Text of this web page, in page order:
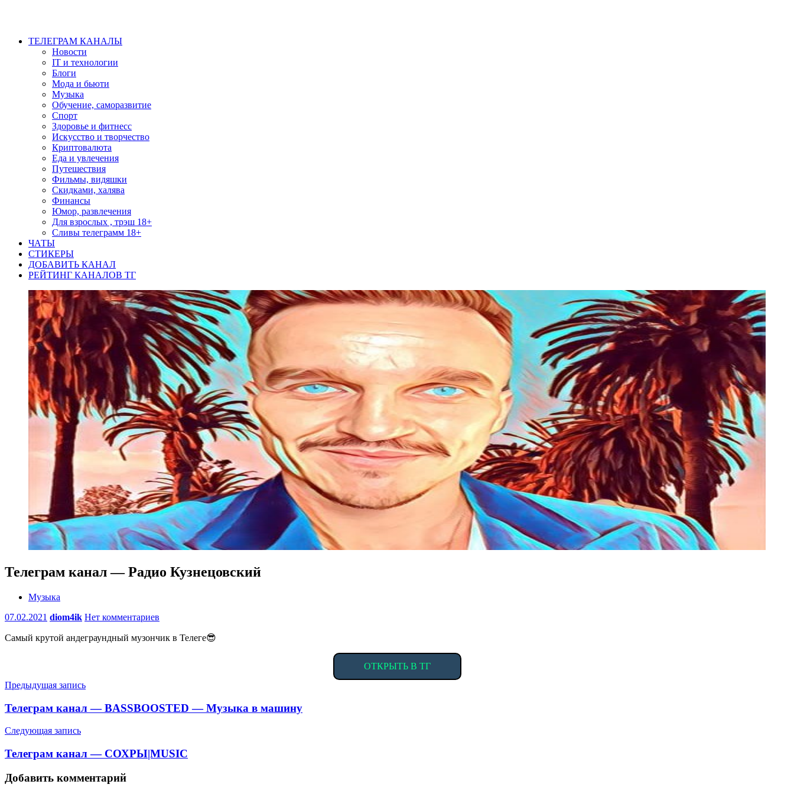
ТЕЛЕГРАМ КАНАЛЫ
Новости
IT и технологии
Блоги
Мода и бьюти
Музыка
Обучение, саморазвитие
Спорт
Здоровье и фитнесс
Искусство и творчество
Криптовалюта
Еда и увлечения
Путешествия
Фильмы, видяшки
Скидками, халява
Финансы
Юмор, развлечения
Для взрослых , трэш 18+
Сливы телеграмм 18+
ЧАТЫ
СТИКЕРЫ
ДОБАВИТЬ КАНАЛ
РЕЙТИНГ КАНАЛОВ ТГ
Телеграм канал — Радио Кузнецовский
Музыка
07.02.2021 diom4ik Нет комментариев
Самый крутой андеграундный музончик в Телеге😎
ОТКРЫТЬ В ТГ
Навигация
по
записям
Предыдущая запись
Телеграм канал — BASSBOOSTED — Музыка в машину
Следующая запись
Телеграм канал — СОХРЫ|MUSIC
Добавить комментарий